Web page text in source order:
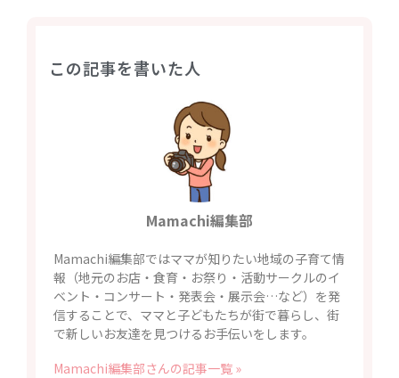
この記事を書いた人
Mamachi編集部
Mamachi編集部ではママが知りたい地域の子育て情
報（地元のお店・食育・お祭り・活動サークルのイ
ベント・コンサート・発表会・展示会…など）を発
信することで、ママと子どもたちが街で暮らし、街
で新しいお友達を見つけるお手伝いをします。
Mamachi編集部さんの記事一覧 »